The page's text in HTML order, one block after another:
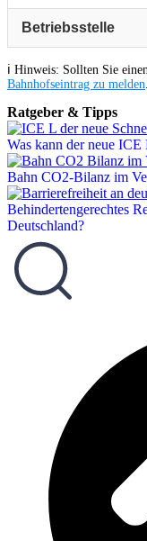
Betriebsstelle
ℹ️ Hinweis: Sollten Sie
Bahnhofseintrag zu melden
Ratgeber & Tipps
Was kann der neue
Bahn CO2-Bilanz im
Behindertengerechtes
Deutschland?